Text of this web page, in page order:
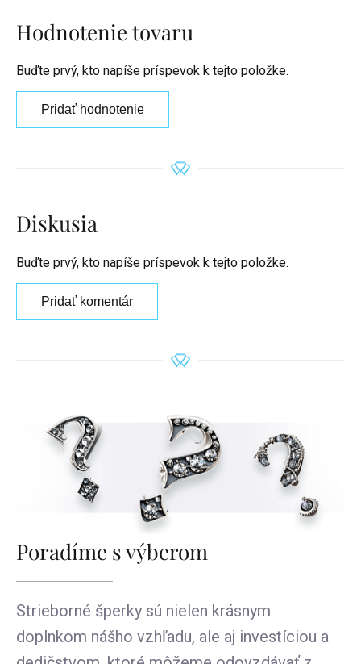
Hodnotenie tovaru
Buďte prvý, kto napíše príspevok k tejto položke.
Pridať hodnotenie
Diskusia
Buďte prvý, kto napíše príspevok k tejto položke.
Pridať komentár
Poradíme s výberom
Strieborné šperky sú nielen krásnym
doplnkom nášho vzhľadu, ale aj investíciou a